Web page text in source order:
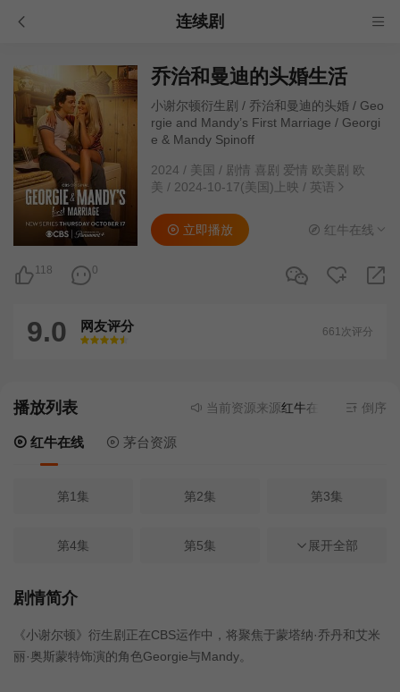
连续剧
乔治和曼迪的头婚生活
小谢尔顿衍生剧 / 乔治和曼迪的头婚 / Geo
rgie and Mandy’s First Marriage‎ / Georgi
e & Mandy Spinoff
2024 / 美国 / 剧情 喜剧 爱情 欧美剧 欧
美 / 2024-10-17(美国)上映 / 英语
118 0
立即播放 红牛在线
9.0 网友评分
很差
较差还行推荐力荐
661次评分
播放列表 当前资源来源红牛在线 - 无需安装任
倒序
红牛在线 茅台资源
第1集 第2集 第3集
第4集 第5集 第6集
第7集
第10集 第11集 第12集
展开全部
剧情简介
《小谢尔顿》衍生剧正在CBS运作中，将聚焦于蒙塔纳·乔丹和艾米
丽·奥斯蒙特饰演的角色Georgie与Mandy。